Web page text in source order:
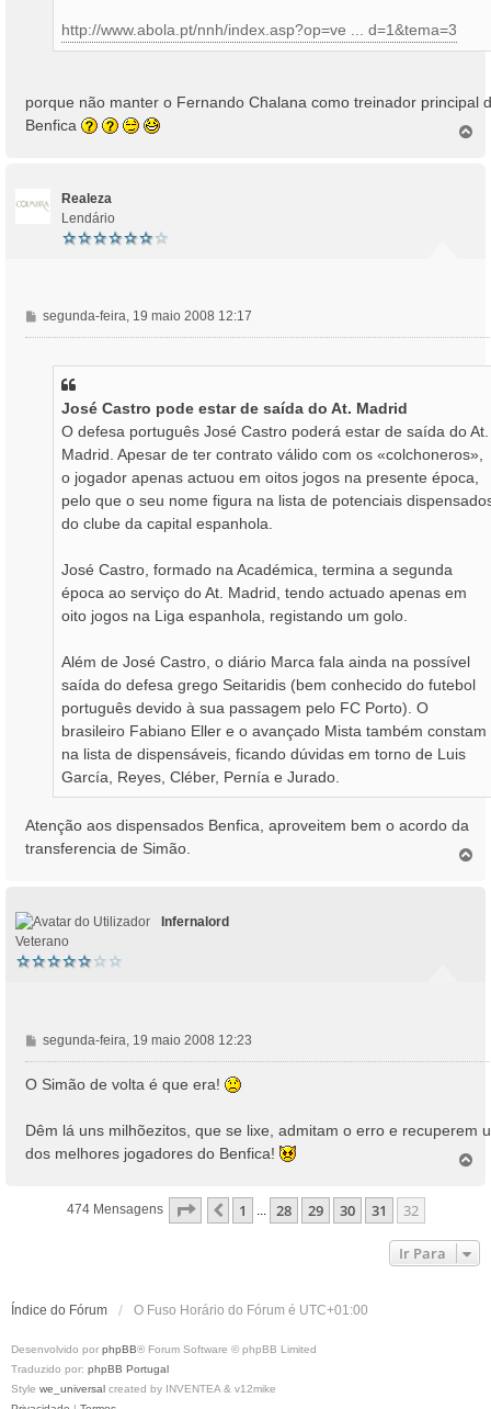
http://www.abola.pt/nnh/index.asp?op=ve ... d=1&tema=3
porque não manter o Fernando Chalana como treinador principal
Benfica
Realeza
Lendário
M
e
segunda-feira, 19 maio 2008 12:17
José Castro pode estar de saída do At. Madrid
O defesa português José Castro poderá estar de saída do At.
Madrid. Apesar de ter contrato válido com os «colchoneros»,
o jogador apenas actuou em oitos jogos na presente época,
pelo que o seu nome figura na lista de potenciais
do clube da capital espanhola.
José Castro, formado na Académica, termina a segunda
época ao serviço do At. Madrid, tendo actuado apenas em
oito jogos na Liga espanhola, registando um golo.
Além de José Castro, o diário Marca fala ainda na possível
saída do defesa grego Seitaridis (bem conhecido do futebol
português devido à sua passagem pelo FC Porto). O
brasileiro Fabiano Eller e o avançado Mista também constam
na lista de dispensáveis, ficando dúvidas em torno de Luis
García, Reyes, Cléber, Pernía e Jurado.
Atenção aos dispensados Benfica, aproveitem bem o acordo da
transferencia de Simão.
Infernalord
Veterano
M
e
n
g
e
segunda-feira, 19 maio 2008 12:23
O Simão de volta é que era!
Dêm lá uns milhõezitos, que se lixe, admitam o erro e recuperem
dos melhores jogadores do Benfica!
474 Mensagens Página De32
Anterior
1 28 29 30 31 32
Ir Para
Índice do Fórum O Fuso Horário do Fórum é UTC+01:00
Desenvolvido por phpBB® Forum Software © phpBB Limited
Traduzido por: phpBB Portugal
Style we_universal created by INVENTEA & v12mike